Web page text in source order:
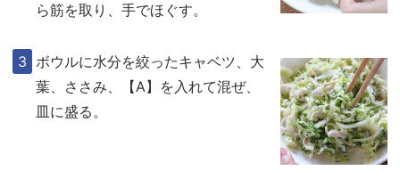
ら筋を取り、手でほぐす。
ボウルに水分を絞ったキャベツ、大
葉、ささみ、【A】を入れて混ぜ、
皿に盛る。